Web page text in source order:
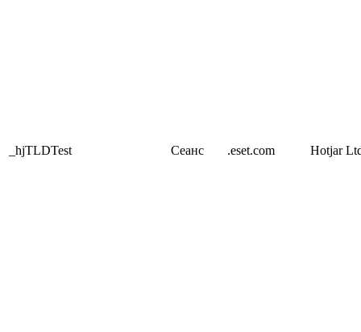
_hjTLDTest Сеанс .eset.com Hotjar